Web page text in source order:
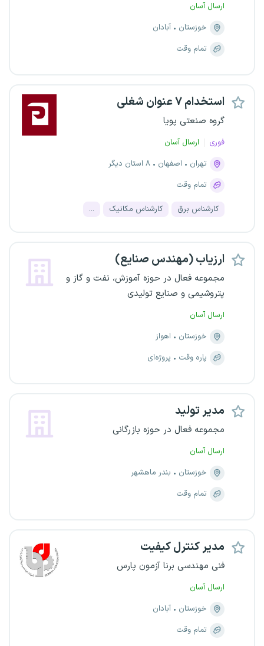
ارسال آسان
خوزستان
آبادان
تمام وقت
استخدام ۷ عنوان شغلی
گروه صنعتی پویا
فوری
ارسال آسان
تهران
اصفهان
۸ استان دیگر
تمام وقت
کارشناس برق کارشناس مکانیک ...
ارزیاب (مهندس صنایع)
مجموعه فعال در حوزه آموزش، نفت و گاز و
پتروشیمی و صنایع تولیدی
ارسال آسان
خوزستان
اهواز
پاره وقت
پروژه‌ای
مدیر تولید
مجموعه فعال در حوزه بازرگانی
ارسال آسان
خوزستان
بندر ماهشهر
تمام وقت
مدیر کنترل کیفیت
فنی مهندسی برنا آزمون پارس
ارسال آسان
خوزستان
آبادان
تمام وقت